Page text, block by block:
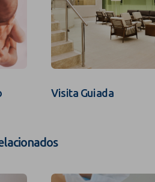
Visita Guiada